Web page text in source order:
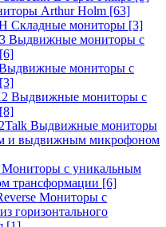
Arthur Holm [63]
Складные мониторы [3]
Выдвижные мониторы с
[6]
мониторы с
[3]
Выдвижные мониторы с
[8]
Выдвижные мониторы
и выдвижным микрофоном
Мониторы с уникальным
трансформации [6]
Мониторы с
горизонтального